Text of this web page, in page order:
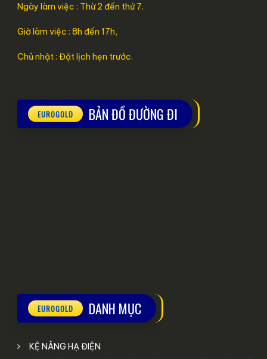
Ngày làm việc : Thừ 2 đến thứ 7.
Giờ làm việc : 8h đến 17h,
Chủ nhật : Đặt lịch hẹn trước.
BẢN ĐỒ ĐƯỜNG ĐI
DANH MỤC
KỆ NÂNG HẠ ĐIỆN